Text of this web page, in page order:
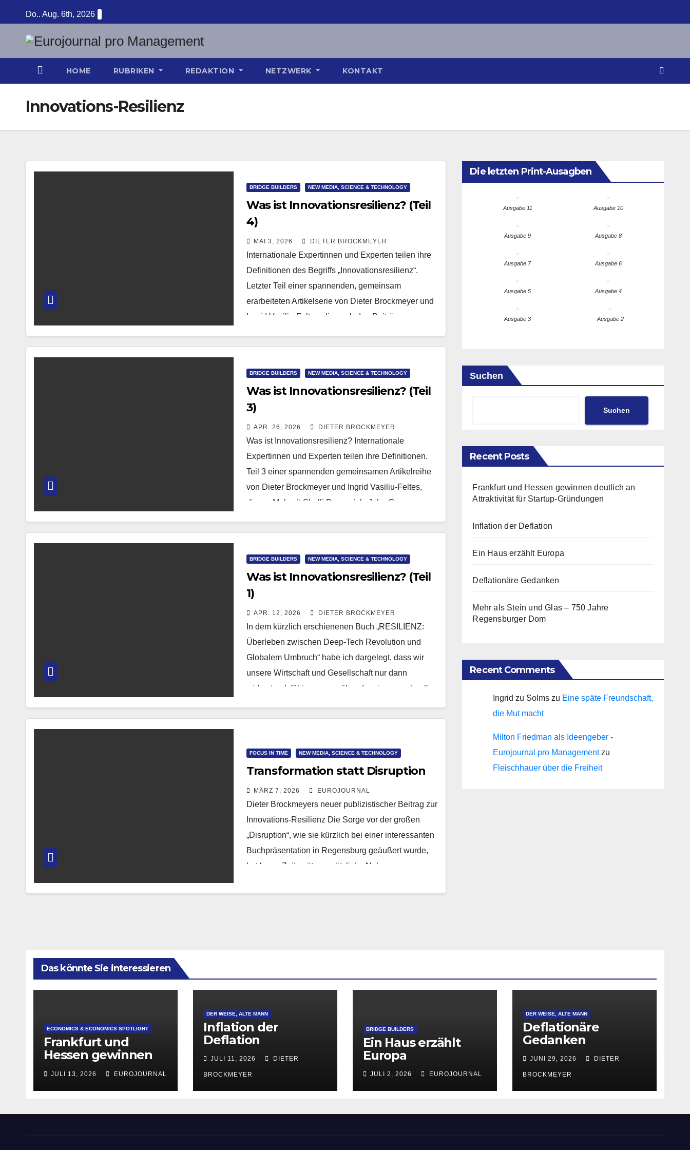
Inhalt
springen
Do.. Aug. 6th, 2026
HOME RUBRIKEN REDAKTION NETZWERK KONTAKT
Innovations-Resilienz
BRIDGE BUILDERS NEW MEDIA, SCIENCE & TECHNOLOGY
Was ist Innovationsresilienz? (Teil
4)
MAI 3, 2026 DIETER BROCKMEYER
Internationale Expertinnen und Experten teilen ihre
Definitionen des Begriffs „Innovationsresilienz“.
Letzter Teil einer spannenden, gemeinsam
erarbeiteten Artikelserie von Dieter Brockmeyer und
Ingrid Vasiliu-Feltes, die nach den Beiträgen von
BRIDGE BUILDERS NEW MEDIA, SCIENCE & TECHNOLOGY
Was ist Innovationsresilienz? (Teil
3)
APR. 26, 2026 DIETER BROCKMEYER
Was ist Innovationsresilienz? Internationale
Expertinnen und Experten teilen ihre Definitionen.
Teil 3 einer spannenden gemeinsamen Artikelreihe
von Dieter Brockmeyer und Ingrid Vasiliu-Feltes,
dieses Mal mit Shelli Brunswick, John Gomez
BRIDGE BUILDERS NEW MEDIA, SCIENCE & TECHNOLOGY
Was ist Innovationsresilienz? (Teil
1)
APR. 12, 2026 DIETER BROCKMEYER
In dem kürzlich erschienenen Buch „RESILIENZ:
Überleben zwischen Deep-Tech Revolution und
Globalem Umbruch“ habe ich dargelegt, dass wir
unsere Wirtschaft und Gesellschaft nur dann
widerstandsfähiger gegenüber dem immer schneller
FOCUS IN TIME NEW MEDIA, SCIENCE & TECHNOLOGY
Transformation statt Disruption
MÄRZ 7, 2026 EUROJOURNAL
Dieter Brockmeyers neuer publizistischer Beitrag zur
Innovations-Resilienz Die Sorge vor der großen
„Disruption“, wie sie kürzlich bei einer interessanten
Buchpräsentation in Regensburg geäußert wurde,
hat kurze Zeit später zusätzliche Nahrung…
Die letzten Print-Ausagben
Ausgabe 11 Ausgabe 10
Ausgabe 9 Ausgabe 8
Ausgabe 7 Ausgabe 6
Ausgabe 5 Ausgabe 4
Ausgabe 3 Ausgabe 2
Suchen
Suchen
Recent Posts
Frankfurt und Hessen gewinnen deutlich an
Attraktivität für Startup-Gründungen
Inflation der Deflation
Ein Haus erzählt Europa
Deflationäre Gedanken
Mehr als Stein und Glas – 750 Jahre
Regensburger Dom
Recent Comments
Ingrid zu Solms zu Eine späte Freundschaft,
die Mut macht
Milton Friedman als Ideengeber -
Eurojournal pro Managementzu
Fleischhauer über die Freiheit
Das könnte Sie interessieren
ECONOMICS & ECONOMICS SPOTLIGHT
Frankfurt und
Hessen gewinnen
Attraktivität für
Startup-
JULI 13, 2026 EUROJOURNAL
DER WEISE, ALTE MANN
Inflation der
Deflation
JULI 11, 2026 DIETER
BROCKMEYER
BRIDGE BUILDERS
Ein Haus erzählt
Europa
JULI 2, 2026 EUROJOURNAL
DER WEISE, ALTE MANN
Deflationäre
Gedanken
JUNI 29, 2026 DIETER
BROCKMEYER